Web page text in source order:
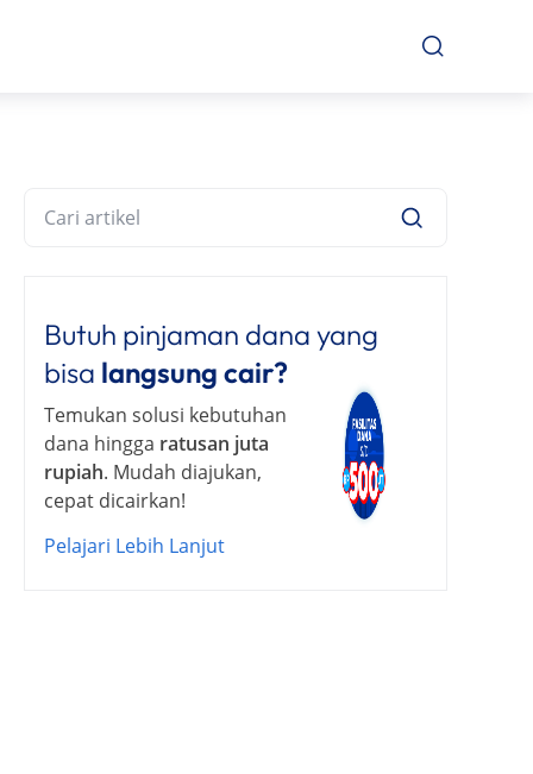
Butuh pinjaman dana yang
bisa langsung cair?
Temukan solusi kebutuhan
dana hingga ratusan juta
rupiah. Mudah diajukan,
cepat dicairkan!
Pelajari Lebih Lanjut